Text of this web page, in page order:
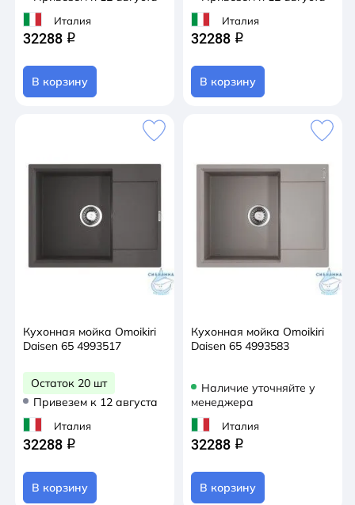
Италия
32288 q
В корзину
Италия
32288 q
В корзину
Кухонная мойка Omoikiri
Daisen 65 4993517
Остаток 20 шт
Привезем к 12 августа
Италия
32288 q
В корзину
Кухонная мойка Omoikiri
Daisen 65 4993583
Наличие уточняйте у
менеджера
Италия
32288 q
В корзину